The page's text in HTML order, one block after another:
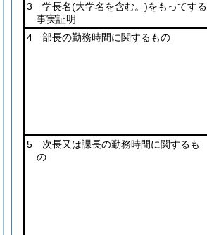
3 学長名(大学名を含む。)をもってする
事実証明
4 部長の勤務時間に関するもの
5 次長又は課長の勤務時間に関するも
の